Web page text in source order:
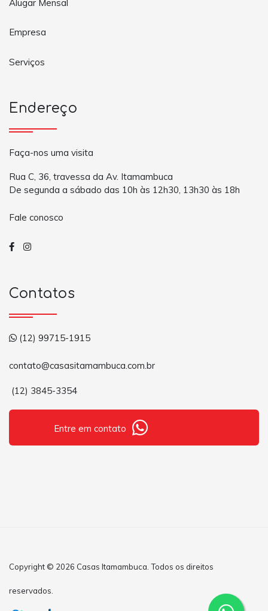
Alugar Mensal
Empresa
Serviços
Endereço
Faça-nos uma visita
Rua C, 36, travessa da Av. Itamambuca
De segunda a sábado das 10h às 12h30, 13h30 às 18h
Fale conosco
Contatos
(12) 99715-1915
contato@casasitamambuca.com.br
(12) 3845-3354
Entre em contato
Copyright © 2026 Casas Itamambuca. Todos os direitos
reservados.